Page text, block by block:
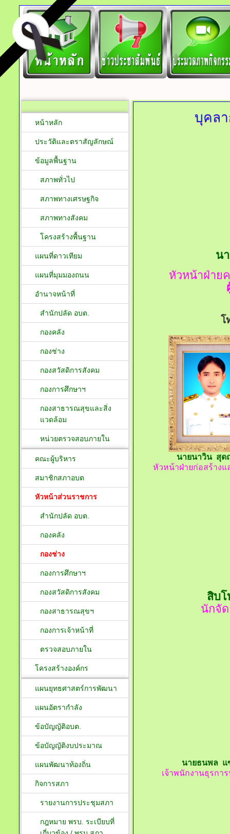
บุคล
น
หัวหน้าฝ่าย
โ
นายนาวิน สุด
หัวหน้าฝ่ายก่อสร้างแ
สิบ
นักจั
นายธนพล แ
เจ้าพนักงานธุรกา
หน้าหลัก
ประวัติและตราสัญลักษณ์
ข้อมูลพื้นฐาน
สภาพทั่วไป
สภาพทางเศรษฐกิจ
สภาพทางสังคม
โครงสร้างพื้นฐาน
แผนที่ดาวเทียม
แผนที่มุมมองถนน
อำนาจหน้าที่
สำนักปลัด อบต.
กองคลัง
กองช่าง
กองสวัสดิการสังคม
กองการศึกษาฯ
กองสาธารณสุขและสิ่ง
แวดล้อม
หน่วยตรวจสอบภายใน
คณะผู้บริหาร
สมาชิกสภาอบต
หัวหน้าส่วนราชการ
สำนักปลัด อบต.
กองคลัง
กองช่าง
กองการศึกษาฯ
กองสวัสดิการสังคม
กองสาธารณสุขฯ
กองการเจ้าหน้าที่
ตรวจสอบภายใน
โครงสร้างองค์กร
แผนยุทธศาสตร์การพัฒนา
แผนอัตรากำลัง
ข้อบัญญัติอบต.
ข้อบัญญัติงบประมาณ
แผนพัฒนาท้องถิ่น
กิจการสภา
รายงานการประชุมสภา
กฎหมาย พรบ. ระเบียบที่